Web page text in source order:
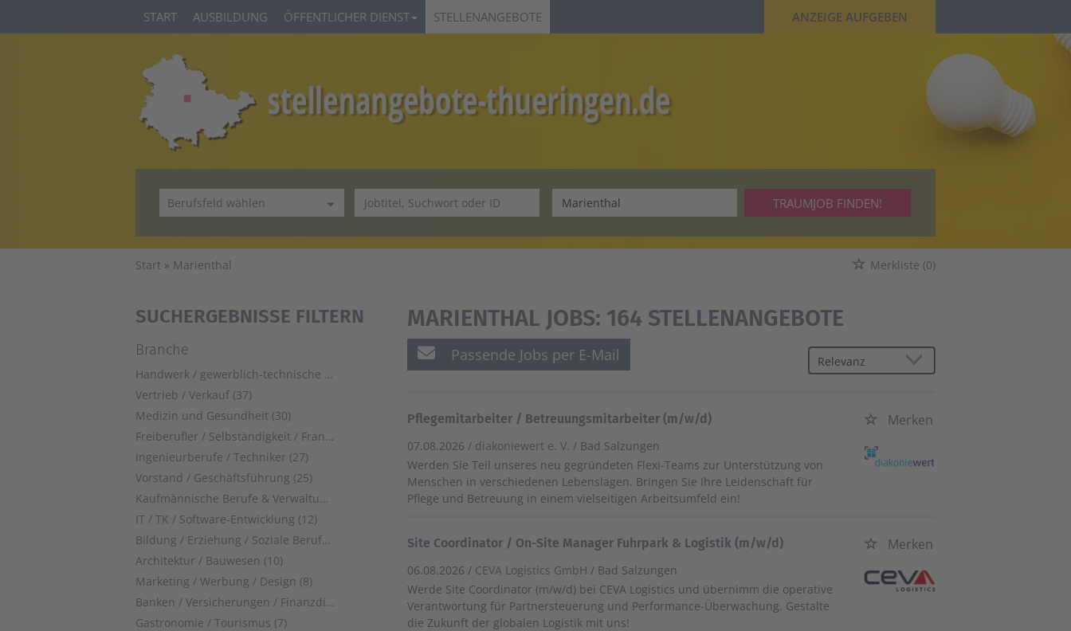
START AUSBILDUNG ÖFFENTLICHER DIENST STELLENANGEBOTE ANZEIGE AUFGEBEN
TRAUMJOB FINDEN!
Start Marienthal Merkliste (0)
SUCHERGEBNISSE FILTERN
Branche
Handwerk / gewerblich-technische Berufe (41)
Vertrieb / Verkauf (37)
Medizin und Gesundheit (30)
Freiberufler / Selbständigkeit / Franchise (29)
Ingenieurberufe / Techniker (27)
Vorstand / Geschäftsführung (25)
Kaufmännische Berufe & Verwaltung (23)
IT / TK / Software-Entwicklung (12)
Bildung / Erziehung / Soziale Berufe (11)
Architektur / Bauwesen (10)
Marketing / Werbung / Design (8)
Banken / Versicherungen / Finanzdienstleister (8)
Gastronomie / Tourismus (7)
MARIENTHAL JOBS: 164 STELLENANGEBOTE
Passende Jobs per E-Mail
Pflegemitarbeiter / Betreuungsmitarbeiter (m/w/d) Merken
07.08.2026 / diakoniewert e. V. / Bad Salzungen
Werden Sie Teil unseres neu gegründeten Flexi-Teams zur Unterstützung von
Menschen in verschiedenen Lebenslagen. Bringen Sie Ihre Leidenschaft für
Pflege und Betreuung in einem vielseitigen Arbeitsumfeld ein!
Site Coordinator / On-Site Manager Fuhrpark & Logistik (m/w/d) Merken
06.08.2026 / CEVA Logistics GmbH / Bad Salzungen
Werde Site Coordinator (m/w/d) bei CEVA Logistics und übernimm die operative
Verantwortung für Partnersteuerung und Performance-Überwachung. Gestalte
die Zukunft der globalen Logistik mit uns!